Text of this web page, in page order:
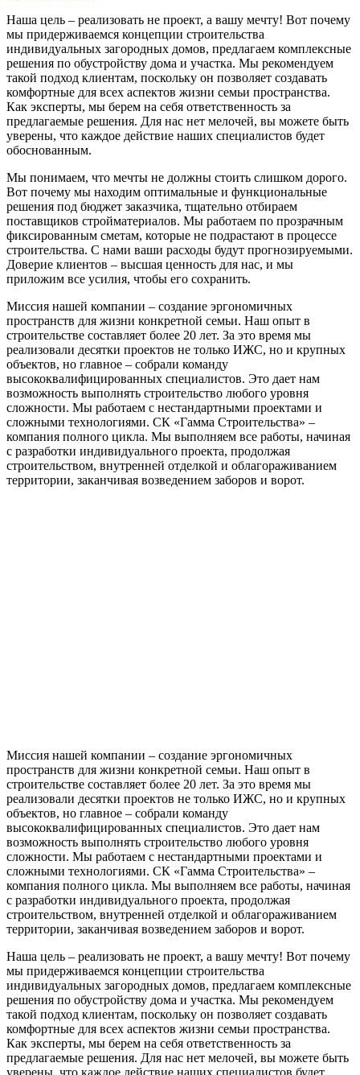
Наша цель – реализовать не проект, а вашу мечту! Вот почему
мы придерживаемся концепции строительства
индивидуальных загородных домов, предлагаем комплексные
решения по обустройству дома и участка. Мы рекомендуем
такой подход клиентам, поскольку он позволяет создавать
комфортные для всех аспектов жизни семьи пространства.
Как эксперты, мы берем на себя ответственность за
предлагаемые решения. Для нас нет мелочей, вы можете быть
уверены, что каждое действие наших специалистов будет
обоснованным.
Мы понимаем, что мечты не должны стоить слишком дорого.
Вот почему мы находим оптимальные и функциональные
решения под бюджет заказчика, тщательно отбираем
поставщиков стройматериалов. Мы работаем по прозрачным
фиксированным сметам, которые не подрастают в процессе
строительства. С нами ваши расходы будут прогнозируемыми.
Доверие клиентов – высшая ценность для нас, и мы
приложим все усилия, чтобы его сохранить.
Миссия нашей компании – создание эргономичных
пространств для жизни конкретной семьи. Наш опыт в
строительстве составляет более 20 лет. За это время мы
реализовали десятки проектов не только ИЖС, но и крупных
объектов, но главное – собрали команду
высококвалифицированных специалистов. Это дает нам
возможность выполнять строительство любого уровня
сложности. Мы работаем с нестандартными проектами и
сложными технологиями. СК «Гамма Строительства» –
компания полного цикла. Мы выполняем все работы, начиная
с разработки индивидуального проекта, продолжая
строительством, внутренней отделкой и облагораживанием
территории, заканчивая возведением заборов и ворот.
Миссия нашей компании – создание эргономичных
пространств для жизни конкретной семьи. Наш опыт в
строительстве составляет более 20 лет. За это время мы
реализовали десятки проектов не только ИЖС, но и крупных
объектов, но главное – собрали команду
высококвалифицированных специалистов. Это дает нам
возможность выполнять строительство любого уровня
сложности. Мы работаем с нестандартными проектами и
сложными технологиями. СК «Гамма Строительства» –
компания полного цикла. Мы выполняем все работы, начиная
с разработки индивидуального проекта, продолжая
строительством, внутренней отделкой и облагораживанием
территории, заканчивая возведением заборов и ворот.
Наша цель – реализовать не проект, а вашу мечту! Вот почему
мы придерживаемся концепции строительства
индивидуальных загородных домов, предлагаем комплексные
решения по обустройству дома и участка. Мы рекомендуем
такой подход клиентам, поскольку он позволяет создавать
комфортные для всех аспектов жизни семьи пространства.
Как эксперты, мы берем на себя ответственность за
предлагаемые решения. Для нас нет мелочей, вы можете быть
уверены, что каждое действие наших специалистов будет